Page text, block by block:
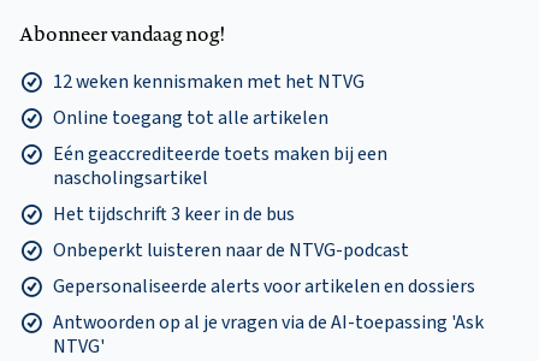
Abonneer vandaag nog!
12 weken kennismaken met het NTVG
Online toegang tot alle artikelen
Eén geaccrediteerde toets maken bij een
nascholingsartikel
Het tijdschrift 3 keer in de bus
Onbeperkt luisteren naar de NTVG-podcast
Gepersonaliseerde alerts voor artikelen en dossiers
Antwoorden op al je vragen via de AI-toepassing 'Ask
NTVG'